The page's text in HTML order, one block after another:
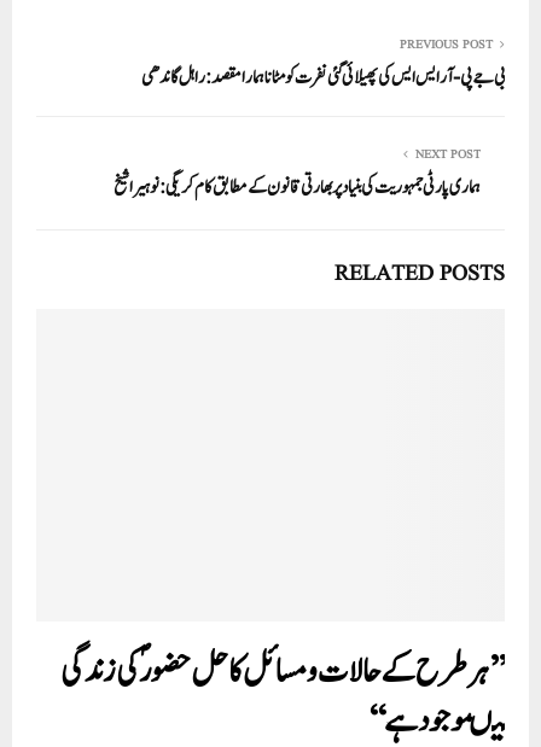
PREVIOUS POST
بی جے پی-آر ایس ایس کی پھیلائی گئی نفرت کو مٹانا ہمارا مقصد:راہل گاندھی
NEXT POST
ہماری پارٹی جمہوریت کی بنیاد پر بھارتی قانون کے مطابق کام کریگی: نوہیرا شیخ
RELATED POSTS
’’ہر طرح کے حالات و مسائل کا حل حضورؐ کی زندگی
میںموجود ہے‘‘